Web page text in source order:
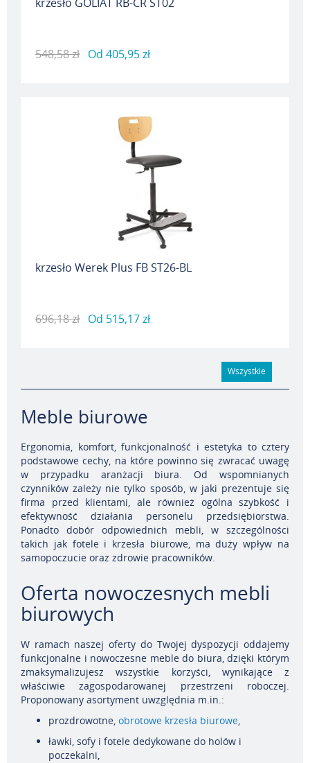
548,58 zł Od 405,95 zł
krzesło Werek Plus FB ST26-BL
696,18 zł Od 515,17 zł
Wszystkie
Meble biurowe
Ergonomia, komfort, funkcjonalność i estetyka to cztery
podstawowe cechy, na które powinno się zwracać uwagę
w przypadku aranżacji biura. Od wspomnianych
czynników zależy nie tylko sposób, w jaki prezentuje się
firma przed klientami, ale również ogólna szybkość i
efektywność działania personelu przedsiębiorstwa.
Ponadto dobór odpowiednich mebli, w szczególności
takich jak fotele i krzesła biurowe, ma duży wpływ na
samopoczucie oraz zdrowie pracowników.
Oferta nowoczesnych mebli
biurowych
W ramach naszej oferty do Twojej dyspozycji oddajemy
funkcjonalne i nowoczesne meble do biura, dzięki którym
zmaksymalizujesz wszystkie korzyści, wynikające z
właściwie zagospodarowanej przestrzeni roboczej.
Proponowany asortyment uwzględnia m.in.:
prozdrowotne, obrotowe krzesła biurowe
ławki, sofy i fotele dedykowane do holów i
poczekalni,